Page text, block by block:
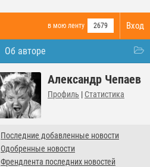
Вход
в мою ленту 2679
Об авторе
Александр Чепаев
Профиль | Статистика
Последние добавленные новости
Одобренные новости
Френдлента последних новостей